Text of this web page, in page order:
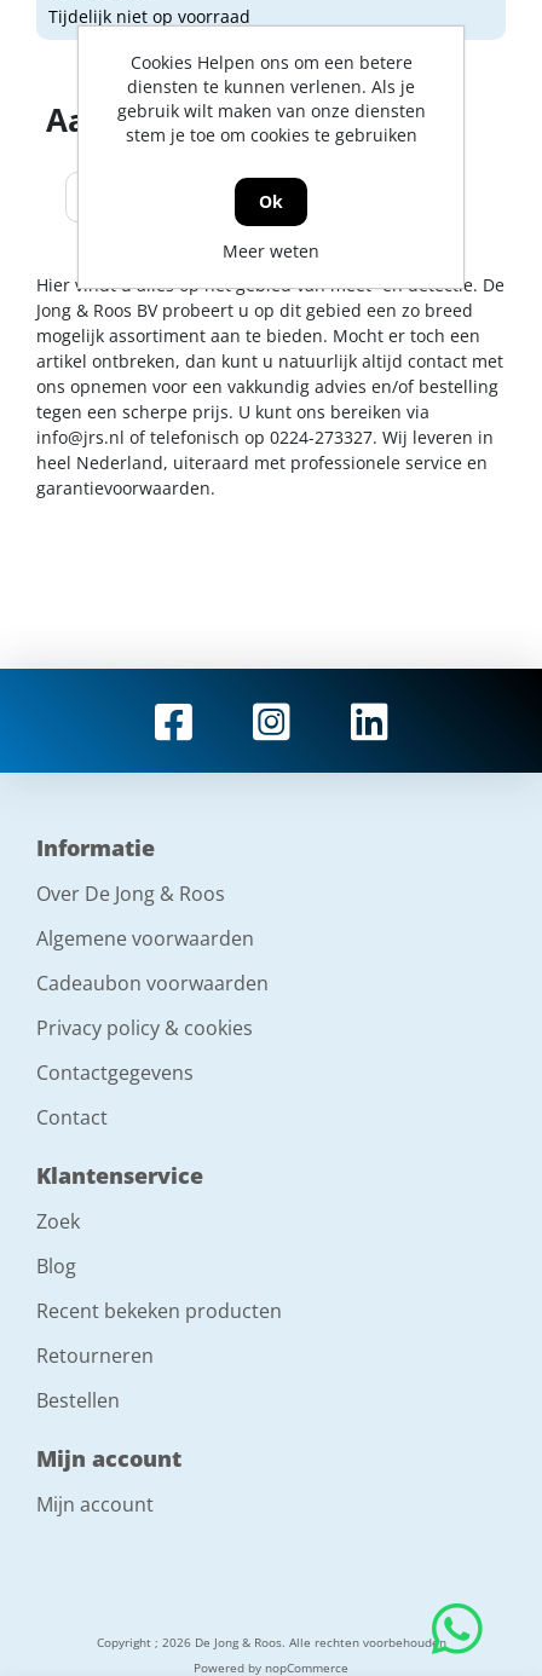
Tijdelijk niet op voorraad
Aantal producten tonen
Hier vindt u alles op het gebied van meet- en detectie. De
Jong & Roos BV probeert u op dit gebied een zo breed
mogelijk assortiment aan te bieden. Mocht er toch een
artikel ontbreken, dan kunt u natuurlijk altijd contact met
ons opnemen voor een vakkundig advies en/of bestelling
tegen een scherpe prijs. U kunt ons bereiken via
info@jrs.nl of telefonisch op 0224-273327. Wij leveren in
heel Nederland, uiteraard met professionele service en
garantievoorwaarden.
Informatie
Over De Jong & Roos
Algemene voorwaarden
Cadeaubon voorwaarden
Privacy policy & cookies
Contactgegevens
Contact
Klantenservice
Zoek
Blog
Recent bekeken producten
Retourneren
Bestellen
Mijn account
Mijn account
Copyright ; 2026 De Jong & Roos. Alle rechten voorbehouden
Powered by nopCommerce
Cookies Helpen ons om een betere
diensten te kunnen verlenen. Als je
gebruik wilt maken van onze diensten
stem je toe om cookies te gebruiken
Ok
Meer weten